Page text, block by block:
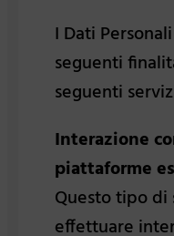
I Dati
seguenti
seguenti
Interazione
piattaforme
Questo tipo
effettuare